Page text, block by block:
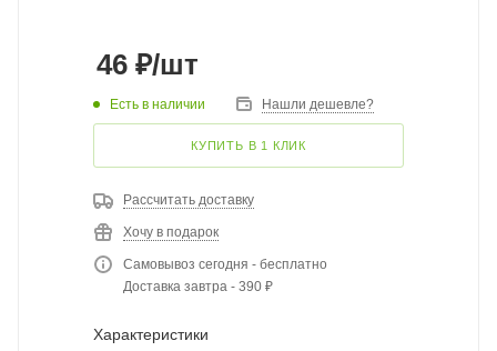
46 ₽/шт
Есть в наличии Нашли дешевле?
КУПИТЬ В 1 КЛИК
Рассчитать доставку
Хочу в подарок
Самовывоз сегодня - бесплатно
Доставка завтра - 390 ₽
Характеристики